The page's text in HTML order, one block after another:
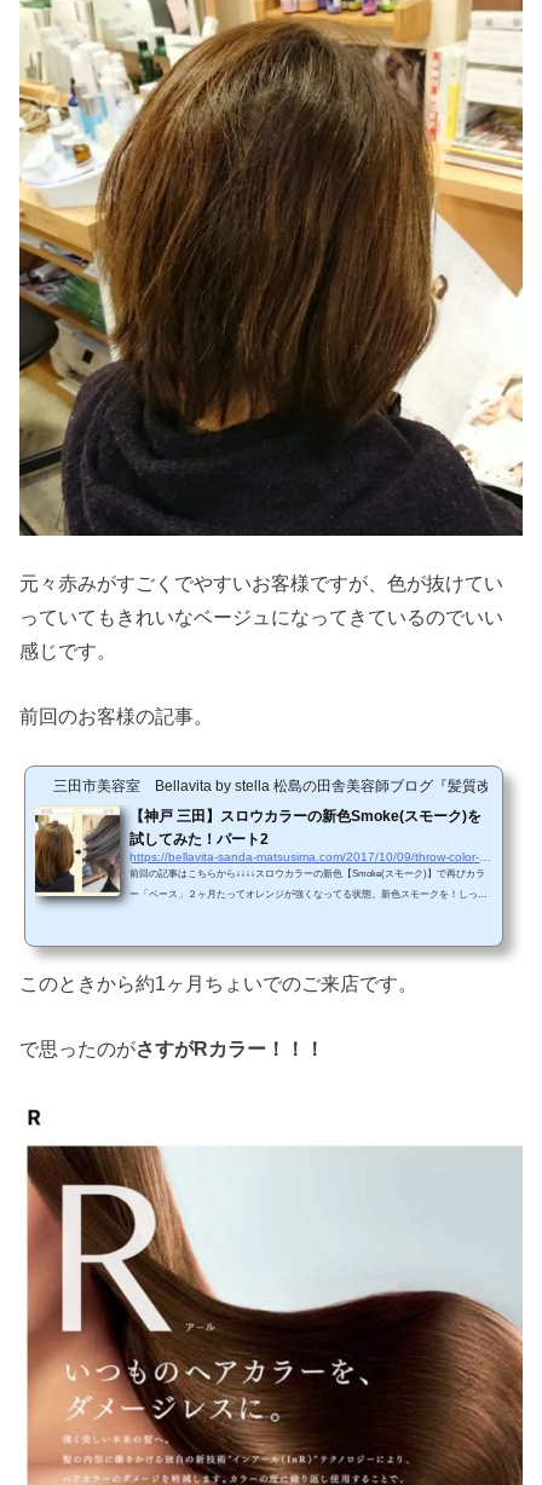
元々赤みがすごくでやすいお客様ですが、色が抜けてい
っていてもきれいなベージュになってきているのでいい
感じです。
前回のお客様の記事。
三田市美容室 Bellavita by stella 松島の田舎美容師ブログ『髪質改善×白
【神戸 三田】スロウカラーの新色Smoke(スモーク)を
試してみた！パート2
前回の記事はこちらから↓↓↓↓スロウカラーの新色【Smoke(スモーク)】で再びカラ
ー「ベース」２ヶ月たってオレンジが強くなってる状態。新色スモークを！しっか
ーの仕上がりやばいっ！！このスモーク感。こんだけの赤みを削って撲殺してま
す。まさにスロウカラーの醍醐味ですね。自然光で撮ってるのでより良い感じに！
スロウカラーの新色【スモーク】室内ではこんな感じです自然...
このときから約1ヶ月ちょいでのご来店です。
で思ったのがさすがRカラー！！！